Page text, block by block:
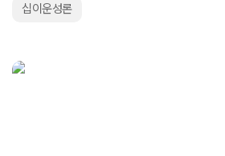
십이운성론